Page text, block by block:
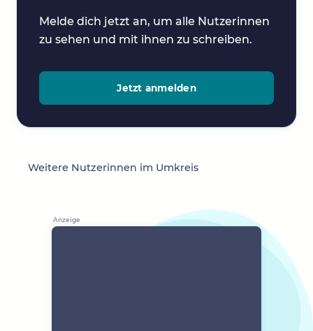
Melde dich jetzt an, um alle Nutzerinnen
zu sehen und mit ihnen zu schreiben.
Jetzt anmelden
Weitere Nutzerinnen im Umkreis